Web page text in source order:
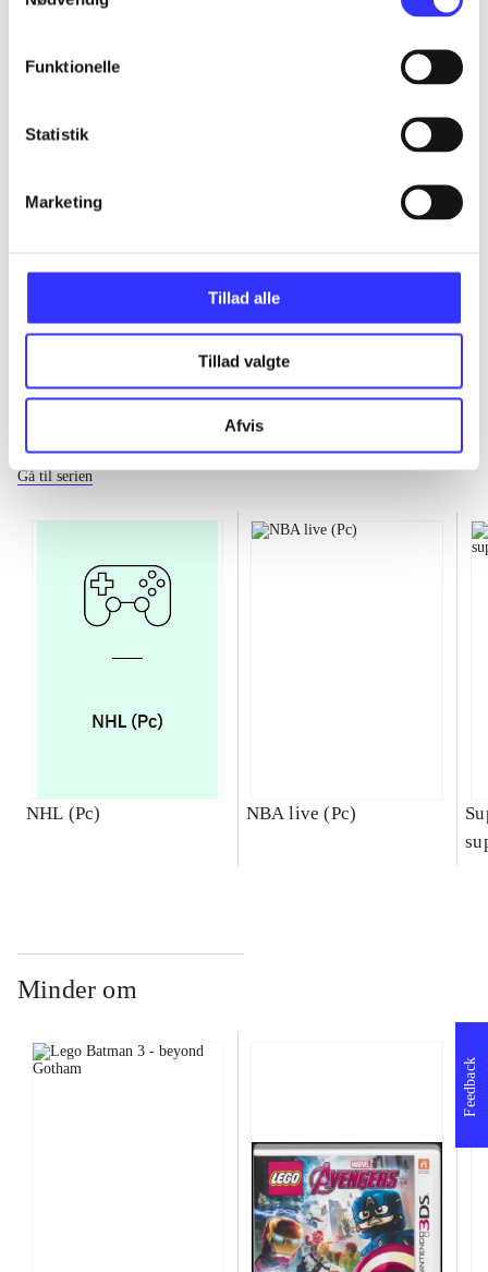
Funktionelle
Statistik
Marketing
Tillad alle
Tillad valgte
Afvis
...
...
...
Gå til serien
NHL (Pc) NBA live (Pc)
Minder om
Feedback